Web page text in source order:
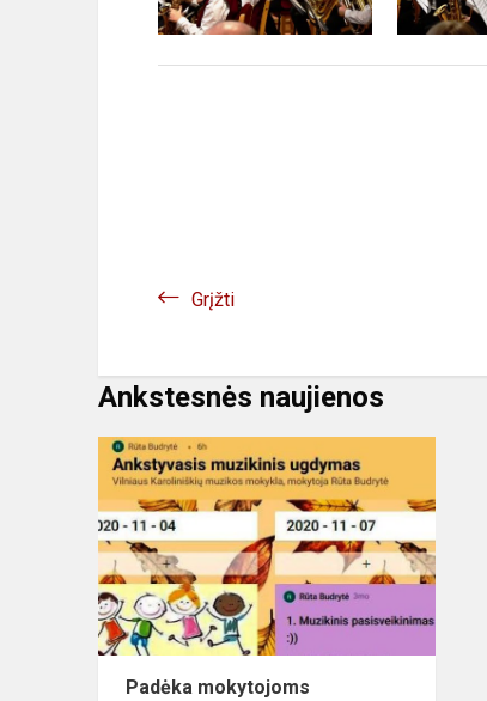
Grįžti
Ankstesnės naujienos
Padėka mokytojoms